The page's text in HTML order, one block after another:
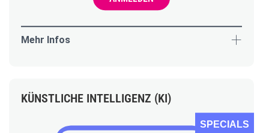
Mehr Infos
KÜNSTLICHE INTELLIGENZ (KI)
SPECIALS